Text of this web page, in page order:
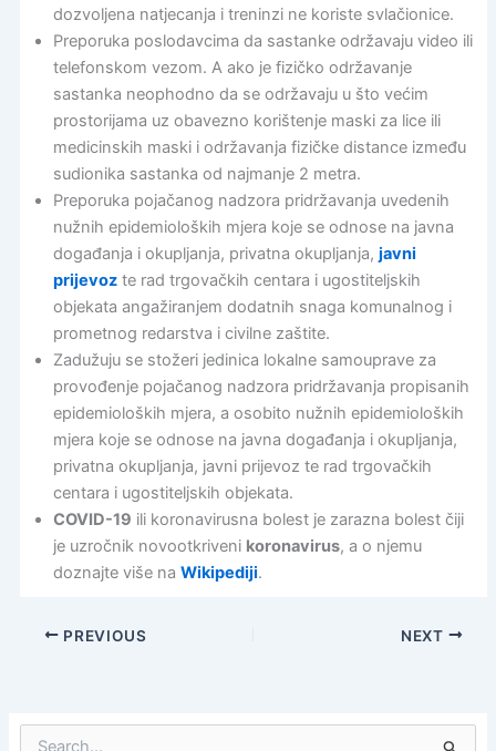
dozvoljena natjecanja i treninzi ne koriste svlačionice.
Preporuka poslodavcima da sastanke održavaju video ili
telefonskom vezom. A ako je fizičko održavanje
sastanka neophodno da se održavaju u što većim
prostorijama uz obavezno korištenje maski za lice ili
medicinskih maski i održavanja fizičke distance između
sudionika sastanka od najmanje 2 metra.
Preporuka pojačanog nadzora pridržavanja uvedenih
nužnih epidemioloških mjera koje se odnose na javna
događanja i okupljanja, privatna okupljanja, javni
prijevozte rad trgovačkih centara i ugostiteljskih
objekata angažiranjem dodatnih snaga komunalnog i
prometnog redarstva i civilne zaštite.
Zadužuju se stožeri jedinica lokalne samouprave za
provođenje pojačanog nadzora pridržavanja propisanih
epidemioloških mjera, a osobito nužnih epidemioloških
mjera koje se odnose na javna događanja i okupljanja,
privatna okupljanja, javni prijevoz te rad trgovačkih
centara i ugostiteljskih objekata.
COVID-19 ili koronavirusna bolest je zarazna bolest čiji
je uzročnik novootkriveni koronavirus, a o njemu
doznajte više na Wikipediji.
PREVIOUS NEXT